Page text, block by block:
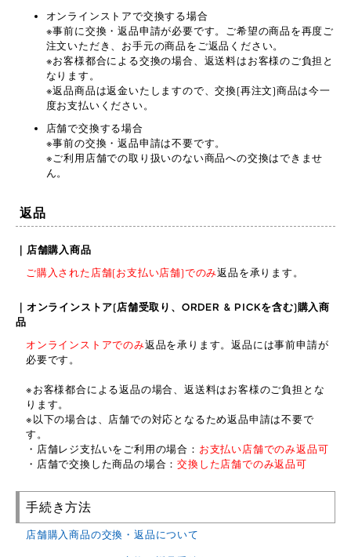
オンラインストアで交換する場合
※事前に交換・返品申請が必要です。ご希望の商品を再度ご
注文いただき、お手元の商品をご返品ください。
※お客様都合による交換の場合、返送料はお客様のご負担と
なります。
※返品商品は返金いたしますので、交換(再注文)商品は今一
度お支払いください。
店舗で交換する場合
※事前の交換・返品申請は不要です。
※ご利用店舗での取り扱いのない商品への交換はできませ
ん。
返品
｜店舗購入商品
ご購入された店舗(お支払い店舗)でのみ返品を承ります。
｜オンラインストア(店舗受取り、ORDER & PICKを含む)購入商
品
オンラインストアでのみ返品を承ります。返品には事前申請が
必要です。
※お客様都合による返品の場合、返送料はお客様のご負担とな
ります。
※以下の場合は、店舗での対応となるため返品申請は不要で
す。
・店舗レジ支払いをご利用の場合： お支払い店舗でのみ返品可
・店舗で交換した商品の場合：交換した店舗でのみ返品可
手続き方法
店舗購入商品の交換・返品について